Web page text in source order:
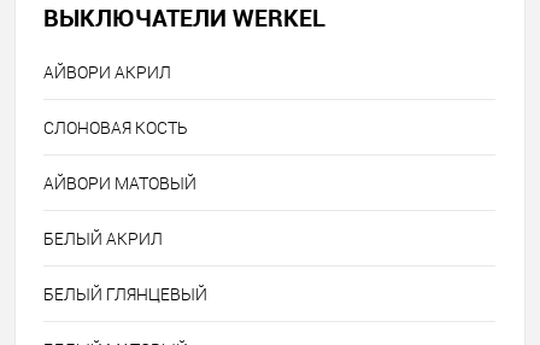
ВЫКЛЮЧАТЕЛИ WERKEL
АЙВОРИ АКРИЛ
СЛОНОВАЯ КОСТЬ
АЙВОРИ МАТОВЫЙ
БЕЛЫЙ АКРИЛ
БЕЛЫЙ ГЛЯНЦЕВЫЙ